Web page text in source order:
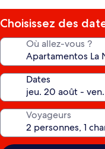
Choisissez des
Où allez-vous ?
Dates
Voyageurs